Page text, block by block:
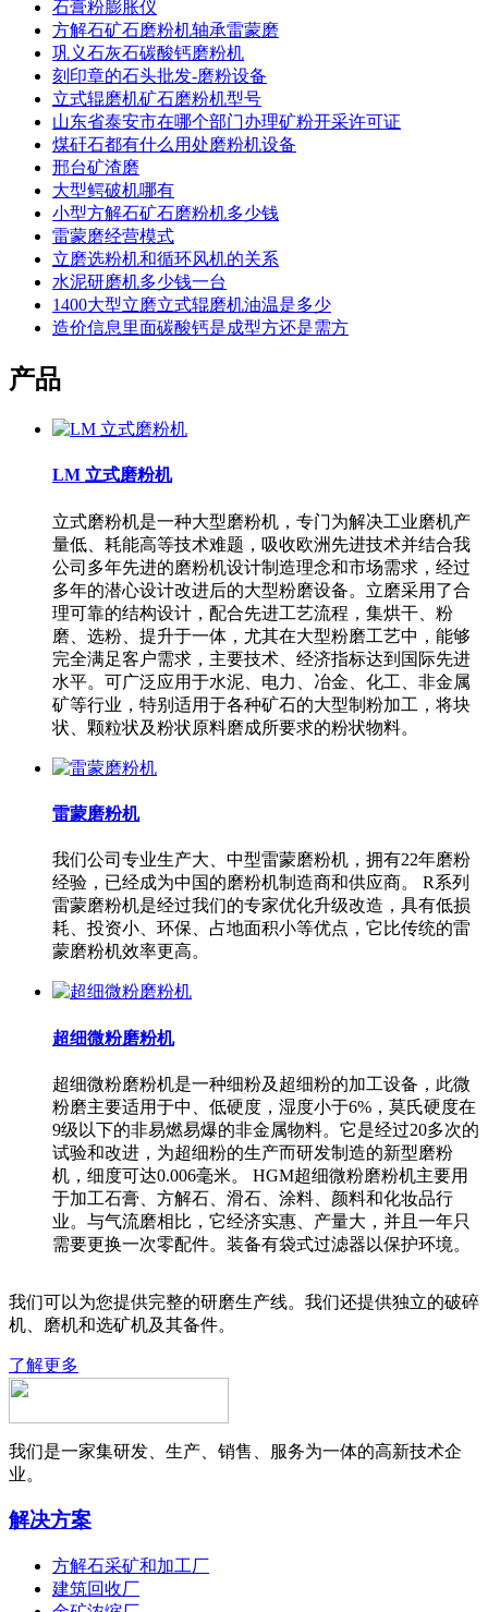
石膏粉膨胀仪
方解石矿石磨粉机轴承雷蒙磨
巩义石灰石碳酸钙磨粉机
刻印章的石头批发-磨粉设备
立式辊磨机矿石磨粉机型号
山东省泰安市在哪个部门办理矿粉开采许可证
煤矸石都有什么用处磨粉机设备
邢台矿渣磨
大型鳄破机哪有
小型方解石矿石磨粉机多少钱
雷蒙磨经营模式
立磨选粉机和循环风机的关系
水泥研磨机多少钱一台
1400大型立磨立式辊磨机油温是多少
造价信息里面碳酸钙是成型方还是需方
产品
LM 立式磨粉机
立式磨粉机是一种大型磨粉机，专门为解决工业磨机产
量低、耗能高等技术难题，吸收欧洲先进技术并结合我
公司多年先进的磨粉机设计制造理念和市场需求，经过
多年的潜心设计改进后的大型粉磨设备。立磨采用了合
理可靠的结构设计，配合先进工艺流程，集烘干、粉
磨、选粉、提升于一体，尤其在大型粉磨工艺中，能够
完全满足客户需求，主要技术、经济指标达到国际先进
水平。可广泛应用于水泥、电力、冶金、化工、非金属
矿等行业，特别适用于各种矿石的大型制粉加工，将块
状、颗粒状及粉状原料磨成所要求的粉状物料。
雷蒙磨粉机
我们公司专业生产大、中型雷蒙磨粉机，拥有22年磨粉
经验，已经成为中国的磨粉机制造商和供应商。 R系列
雷蒙磨粉机是经过我们的专家优化升级改造，具有低损
耗、投资小、环保、占地面积小等优点，它比传统的雷
蒙磨粉机效率更高。
超细微粉磨粉机
超细微粉磨粉机是一种细粉及超细粉的加工设备，此微
粉磨主要适用于中、低硬度，湿度小于6%，莫氏硬度在
9级以下的非易燃易爆的非金属物料。它是经过20多次的
试验和改进，为超细粉的生产而研发制造的新型磨粉
机，细度可达0.006毫米。 HGM超细微粉磨粉机主要用
于加工石膏、方解石、滑石、涂料、颜料和化妆品行
业。与气流磨相比，它经济实惠、产量大，并且一年只
需要更换一次零配件。装备有袋式过滤器以保护环境。
我们可以为您提供完整的研磨生产线。我们还提供独立的破碎
机、磨机和选矿机及其备件。
了解更多
我们是一家集研发、生产、销售、服务为一体的高新技术企
业。
解决方案
方解石采矿和加工厂
建筑回收厂